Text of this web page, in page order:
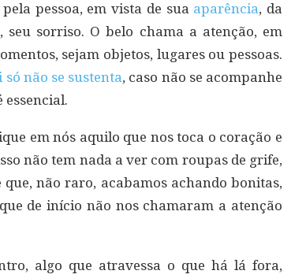
pessoa, em vista de sua aparência, da
seu sorriso. O belo chama a atenção, em
sejam objetos, lugares ou pessoas.
não se sustenta, caso não se acompanhe
essencial.
em nós aquilo que nos toca o coração e
não tem nada a ver com roupas de grife,
não raro, acabamos achando bonitas,
de início não nos chamaram a atenção
algo que atravessa o que há lá fora,